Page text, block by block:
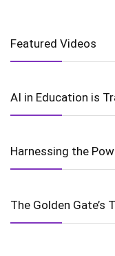
Featured Videos
AI in Education is
Harnessing the
The Golden Gate’s